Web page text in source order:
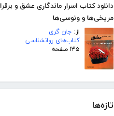
دانلود کتاب اسرار ماندگاری عشق و
مریخی‌ها و ونوسی‌ها‎
از: جان گری
کتاب‌های روانشناسی
۱۴۵ صفحه
تازه‌ها